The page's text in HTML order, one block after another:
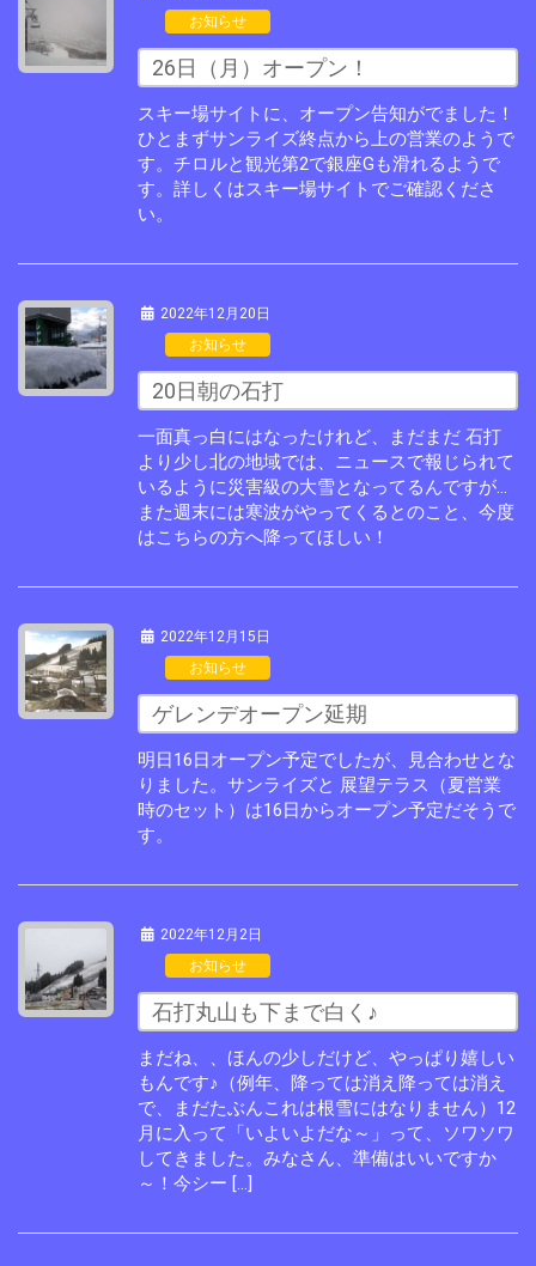
お知らせ
26日（月）オープン！
スキー場サイトに、オープン告知がでました！
ひとまずサンライズ終点から上の営業のようで
す。チロルと観光第2で銀座Gも滑れるようで
す。詳しくはスキー場サイトでご確認くださ
い。
2022年12月20日
お知らせ
20日朝の石打
一面真っ白にはなったけれど、まだまだ 石打
より少し北の地域では、ニュースで報じられて
いるように災害級の大雪となってるんですが…
また週末には寒波がやってくるとのこと、今度
はこちらの方へ降ってほしい！
2022年12月15日
お知らせ
ゲレンデオープン延期
明日16日オープン予定でしたが、見合わせとな
りました。サンライズと 展望テラス（夏営業
時のセット）は16日からオープン予定だそうで
す。
2022年12月2日
お知らせ
石打丸山も下まで白く♪
まだね、、ほんの少しだけど、やっぱり嬉しい
もんです♪（例年、降っては消え降っては消え
で、まだたぶんこれは根雪にはなりません）12
月に入って「いよいよだな～」って、ソワソワ
してきました。みなさん、準備はいいですか
～！今シー […]